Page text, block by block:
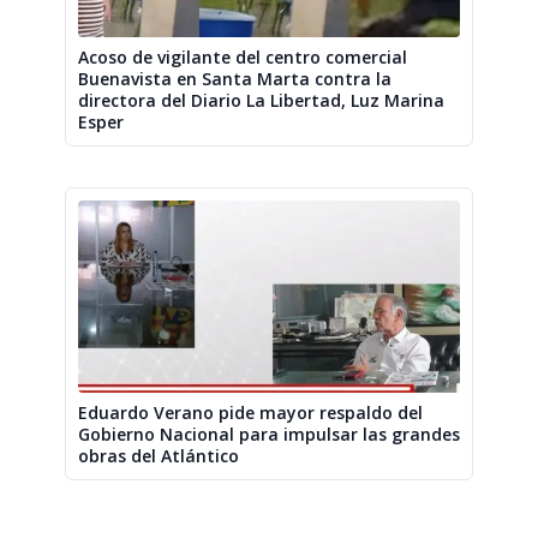
Acoso de vigilante del centro comercial
Buenavista en Santa Marta contra la
directora del Diario La Libertad, Luz Marina
Esper
Eduardo Verano pide mayor respaldo del
Gobierno Nacional para impulsar las grandes
obras del Atlántico